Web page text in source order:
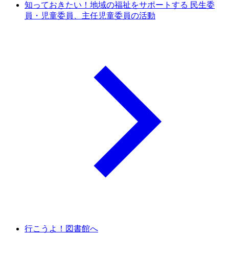
知っておきたい！地域の福祉をサポートする 民生委
員・児童委員、主任児童委員の活動
行こうよ！図書館へ